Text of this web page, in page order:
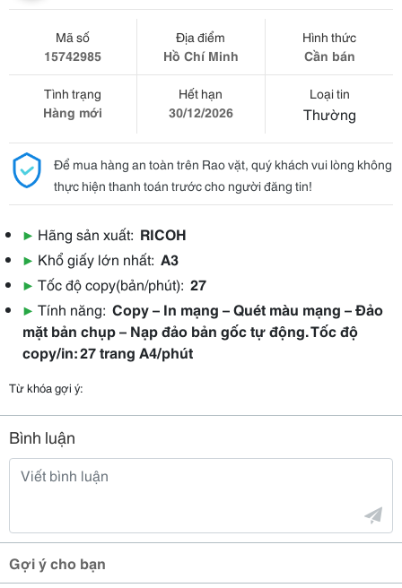
Mã số
15742985
Địa điểm
Hồ Chí Minh
Hình thức
Cần bán
Tình trạng
Hàng mới
Hết hạn
30/12/2026
Loại tin
Thường
Để mua hàng an toàn trên Rao vặt, quý khách vui lòng không
thực hiện thanh toán trước cho người đăng tin!
▶ Hãng sản xuất: RICOH
▶ Khổ giấy lớn nhất: A3
▶ Tốc độ copy(bản/phút): 27
▶ Tính năng: Copy – In mạng – Quét màu mạng – Đảo
mặt bản chụp – Nạp đảo bản gốc tự động. Tốc độ
copy/in: 27 trang A4/phút
Từ khóa gợi ý:
Bình luận
Gợi ý cho bạn